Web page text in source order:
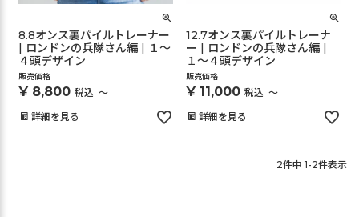
8.8オンス裏パイルトレーナー
| ロンドンの兵隊さん編 | １～
４頭デザイン
販売価格
¥ 8,800 税込 〜
詳細を見る
12.7オンス裏パイルトレーナ
ー | ロンドンの兵隊さん編 |
１～４頭デザイン
販売価格
¥ 11,000 税込 〜
詳細を見る
2件中 1-2件表示